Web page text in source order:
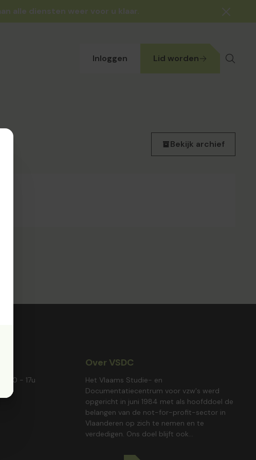
alle diensten weer voor u klaar.
Inloggen Lid worden
Bekijk archief
- 17u
Over VSDC
Het Vlaams Studie- en
Documentatiecentrum voor vzw's werd
opgericht in juni 1984 met als hoofddoel de
belangen van de not-for-profit-sector in
Vlaanderen op zich te nemen en te
verdedigen. Ons doel blijft ook...